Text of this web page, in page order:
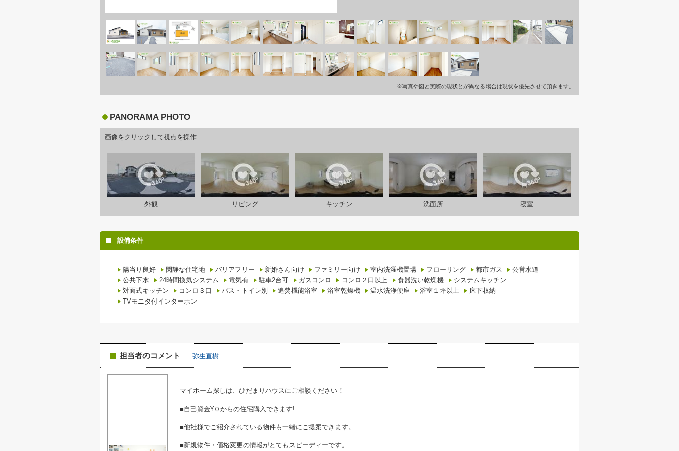
※写真や図と実際の現状とが異なる場合は現状を優先させて頂きます。
PANORAMA PHOTO
画像をクリックして視点を操作
外観 リビング キッチン 洗面所 寝室
設備条件
陽当り良好 閑静な住宅地 バリアフリー 新婚さん向け ファミリー向け 室内洗濯機置場 フローリング 都市ガス
公営水道
公共下水
24時間換気システム 電気有 駐車2台可 ガスコンロ コンロ２口以上 食器洗い乾燥機
システムキッチン
対面式キッチン
コンロ３口 バス・トイレ別 追焚機能浴室 浴室乾燥機 温水洗浄便座 浴室１坪以上
床下収納
TVモニタ付インターホン
担当者のコメント 弥生直樹
マイホーム探しは、ひだまりハウスにご相談ください！
■自己資金¥０からの住宅購入できます!
■他社様でご紹介されている物件も一緒にご提案できます。
■新規物件・価格変更の情報がとてもスピーディーです。